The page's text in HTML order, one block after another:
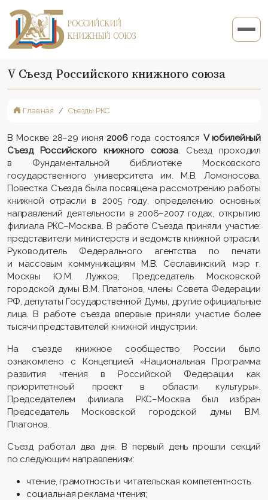
V Съезд Российского книжного союза
Главная Съезды РКС
В Москве 28–29 июня 2006года состоялся V юбилейный
Съезд Российского книжного союза. Съезд проходил
в Фундаментальной библиотеке Московского
государственного университета им. М.В. Ломоносова.
Повестка Съезда была посвящена рассмотрению работы
книжной отрасли в 2005 году, определению основных
направлений деятельности в 2006–2007 годах, открытию
филиала РКС–Москва. В работе Съезда приняли участие:
представители министерств и ведомств книжной отрасли,
Руководитель Федерального агентства по печати
и массовым коммуникациям М.В. Сеславинский, мэр г.
Москвы Ю.М. Лужков, Председатель Московской
городской думы В.М. Платонов, члены Совета Федерации
РФ, депутаты Государственной Думы, другие официальные
лица. В работе съезда впервые приняли участие более
тысячи представителей книжной индустрии.
На съезде книжное сообщество России было
ознакомлено с Концепцией «Национальная Программа
развития чтения в Российской Федерации как
приоритетноый проект в области культуры».
Председателем филиала РКС–Москва был избран
Председатель Московской городской думы В.М.
Платонов.
Съезд работал два дня. В первый день прошли секций
по следующим направлениям:
чтение, грамотность и читательская компетентность;
социальная реклама чтения;